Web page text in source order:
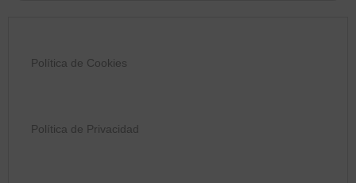
Política de Cookies
Política de Privacidad